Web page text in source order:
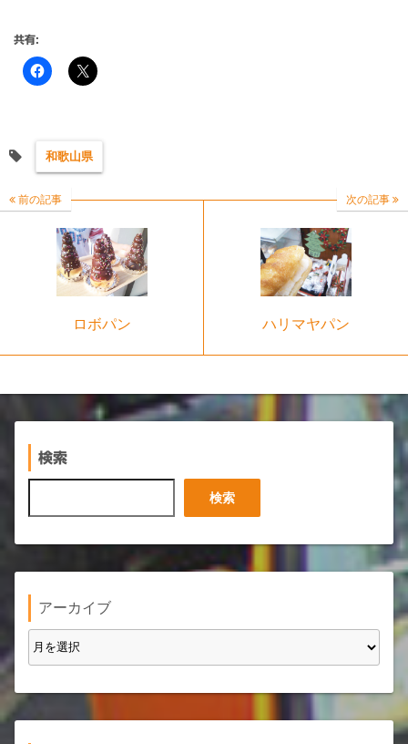
共有:
和歌山県
前の記事
ロボパン
次の記事
ハリマヤパン
検索
索
検索
アーカイブ